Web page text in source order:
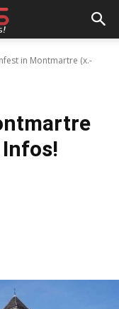
in Montmartre (x.-